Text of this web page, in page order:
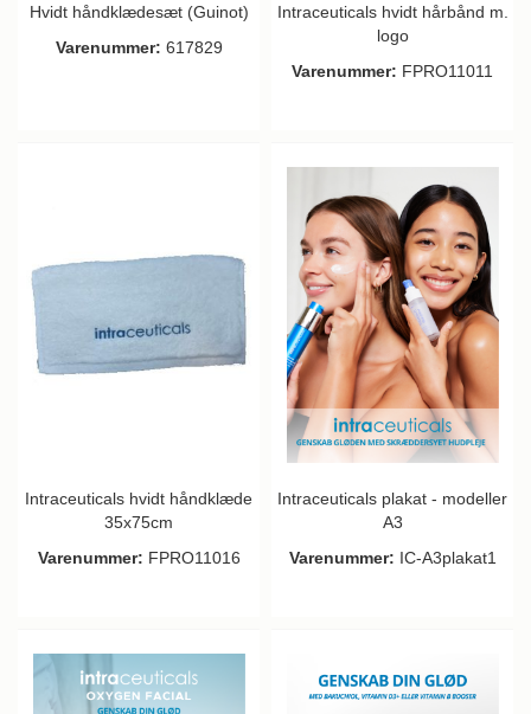
Hvidt håndklædesæt (Guinot)
Varenummer: 617829
Intraceuticals hvidt hårbånd m.
logo
Varenummer: FPRO11011
Intraceuticals hvidt håndklæde
35x75cm
Varenummer: FPRO11016
Intraceuticals plakat - modeller
A3
Varenummer: IC-A3plakat1